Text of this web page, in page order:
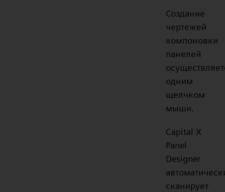
Создание
чертежей
компоновки
панелей
одним
щелчком
мыши.
Capital X
Panel
Designer
сканирует